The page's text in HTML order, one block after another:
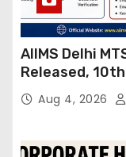
AIIMS Delhi
Released,
Through Email
Aug 4, 2026